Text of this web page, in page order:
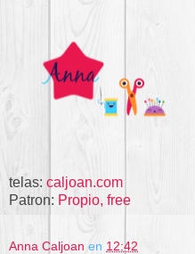
telas: caljoan.com
Patron: Propio, free
Anna Caljoan en 12:42